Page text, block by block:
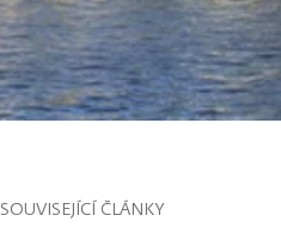
SOUVISEJÍCÍ ČLÁNKY